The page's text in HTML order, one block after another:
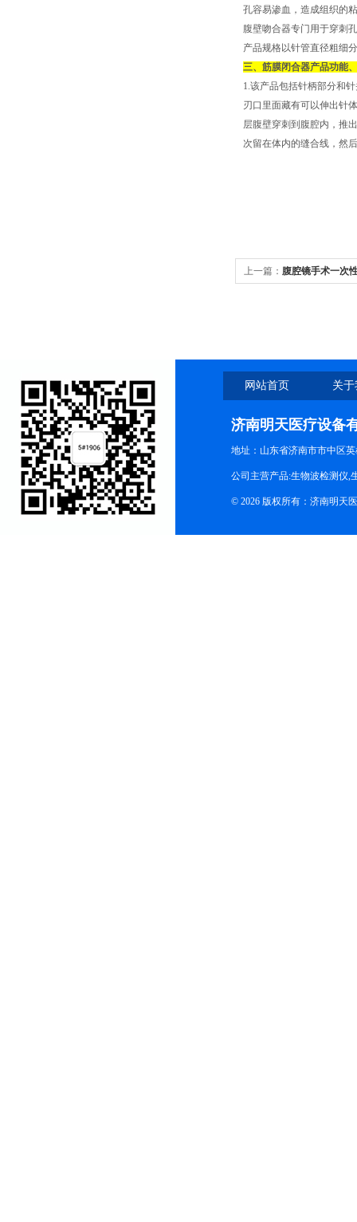
孔容易渗血，造成组织的
腹壁吻合器专门用于穿刺
产品规格以针管直径粗细
三、筋膜闭合器产品功能
1.该产品包括针柄部分和
刃口里面藏有可以伸出针
层腹壁穿刺到腹腔内，推
次留在体内的缝合线，然
上一篇： 腹腔镜手术一次
网站首页 关
济南明天医疗设备
地址：山东省济南市市中区
公司主营产品:生物波检测仪,
© 2026 版权所有：济南明天